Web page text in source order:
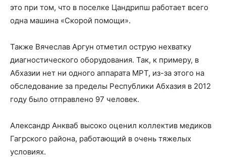
это при том, что в поселке Цандрипш работает всего
одна машина «Скорой помощи».
Также Вячеслав Аргун отметил острую нехватку
диагностического оборудования. Так, к примеру, в
Абхазии нет ни одного аппарата МРТ, из-за этого на
обследование за пределы Республики Абхазия в 2012
году было отправлено 97 человек.
Александр Анкваб высоко оценил коллектив медиков
Гагрского района, работающий в очень тяжелых
условиях.